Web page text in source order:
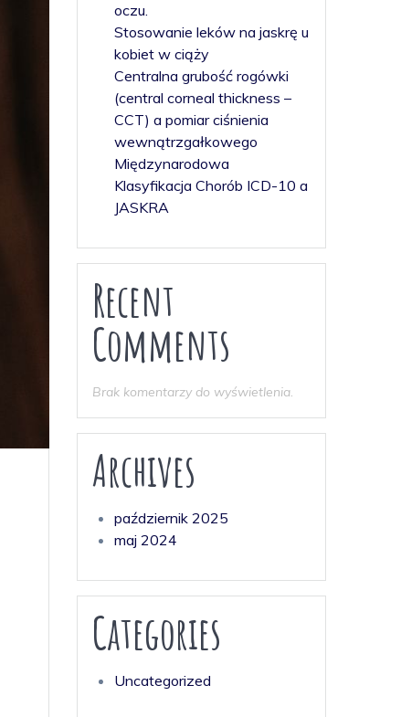
oczu.
Stosowanie leków na jaskrę u
kobiet w ciąży
Centralna grubość rogówki
(central corneal thickness –
CCT) a pomiar ciśnienia
wewnątrzgałkowego
Międzynarodowa
Klasyfikacja Chorób ICD-10 a
JASKRA
Recent
Comments
Brak komentarzy do wyświetlenia.
Archives
październik 2025
maj 2024
Categories
Uncategorized